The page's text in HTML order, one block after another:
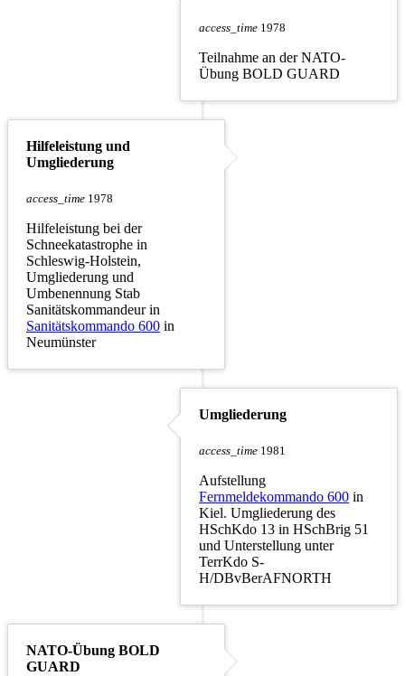
access_time 1978
Teilnahme an der NATO-
Übung BOLD GUARD
Hilfeleistung und
Umgliederung
access_time 1978
Hilfeleistung bei der
Schneekatastrophe in
Schleswig-Holstein,
Umgliederung und
Umbenennung Stab
Sanitätskommandeur in
Sanitätskommando 600 in
Neumünster
Umgliederung
access_time 1981
Aufstellung
Fernmeldekommando 600 in
Kiel. Umgliederung des
HSchKdo 13 in HSchBrig 51
und Unterstellung unter
TerrKdo S-
H/DBvBerAFNORTH
NATO-Übung BOLD
GUARD